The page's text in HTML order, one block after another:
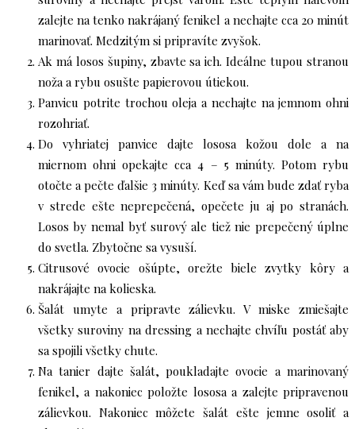
zalejte na tenko nakrájaný fenikel a nechajte cca 20 minút
marinovať. Medzitým si pripravíte zvyšok.
Ak má losos šupiny, zbavte sa ich. Ideálne tupou stranou
noža a rybu osušte papierovou útiekou.
Panvicu potrite trochou oleja a nechajte na jemnom ohni
rozohriať.
Do vyhriatej panvice dajte lososa kožou dole a na
miernom ohni opekajte cca 4 – 5 minúty. Potom rybu
otočte a pečte ďalšie 3 minúty. Keď sa vám bude zdať ryba
v strede ešte neprepečená, opečete ju aj po stranách.
Losos by nemal byť surový ale tiež nie prepečený úplne
do svetla. Zbytočne sa vysuší.
Citrusové ovocie ošúpte, orežte biele zvytky kôry a
nakrájajte na kolieska.
Šalát umyte a pripravte zálievku. V miske zmiešajte
všetky suroviny na dressing a nechajte chvíľu postáť aby
sa spojili všetky chute.
Na tanier dajte šalát, poukladajte ovocie a marinovaný
fenikel, a nakoniec položte lososa a zalejte pripravenou
zálievkou. Nakoniec môžete šalát ešte jemne osoliť a